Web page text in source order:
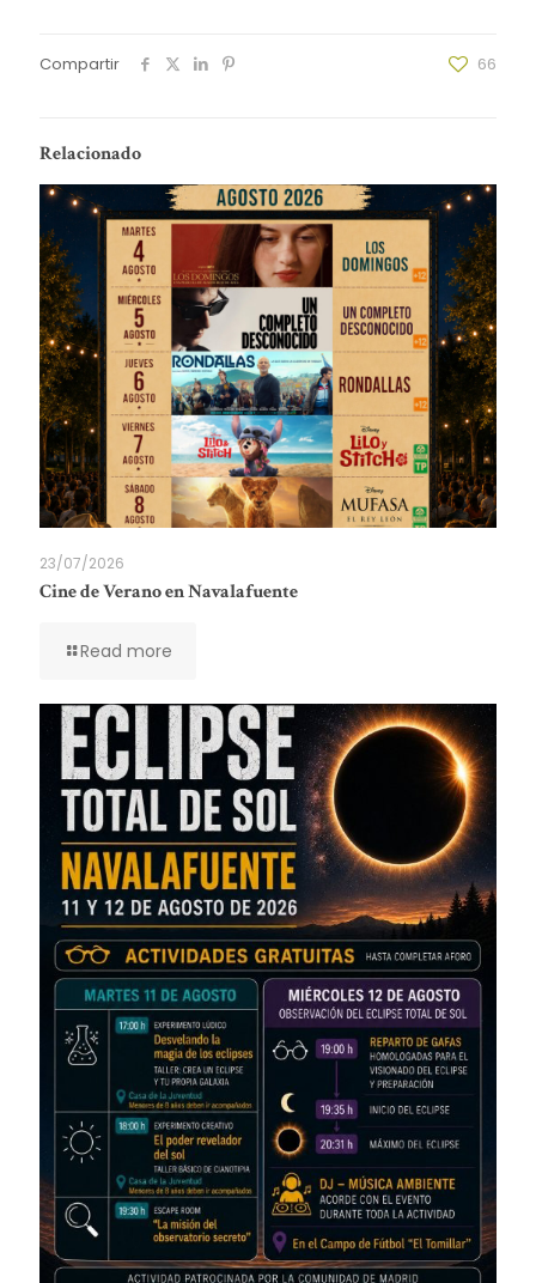
Compartir 66
Relacionado
23/07/2026
Cine de Verano en Navalafuente
Read more